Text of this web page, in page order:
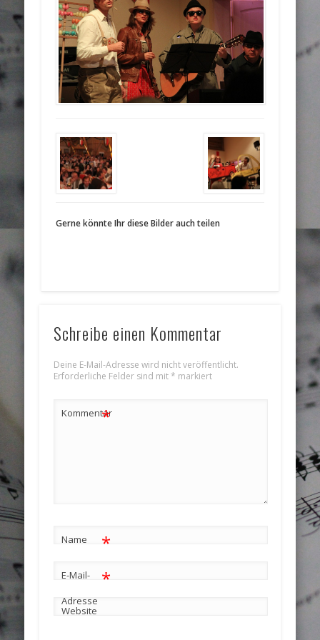
Gerne könnte Ihr diese Bilder auch teilen
Schreibe einen Kommentar
Deine E-Mail-Adresse wird nicht veröffentlicht.
Erforderliche Felder sind mit* markiert
Kommentar
*
Name *
E-Mail-
Adresse
*
Website